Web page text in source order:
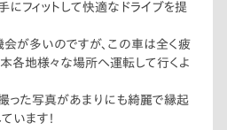
にフィットして快適なドライブを提
が多いのですが、この車は全く疲
本各地様々な場所へ運転して行くよ
った写真があまりにも綺麗で縁起
います！